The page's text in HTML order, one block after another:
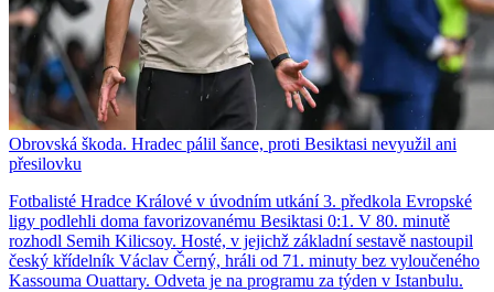
Obrovská škoda. Hradec pálil šance, proti Besiktasi nevyužil ani
přesilovku
Fotbalisté Hradce Králové v úvodním utkání 3. předkola Evropské
ligy podlehli doma favorizovanému Besiktasi 0:1. V 80. minutě
rozhodl Semih Kilicsoy. Hosté, v jejichž základní sestavě nastoupil
český křídelník Václav Černý, hráli od 71. minuty bez vyloučeného
Kassouma Ouattary. Odveta je na programu za týden v Istanbulu.